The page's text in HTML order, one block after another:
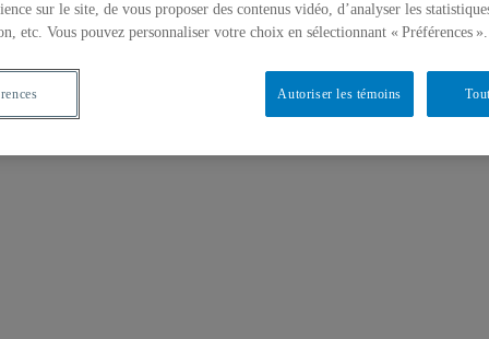
sur le site, de vous proposer des contenus vidéo, d’analyser les
etc. Vous pouvez personnaliser votre choix en sélectionnant « Préférences ».
Autoriser les témoins